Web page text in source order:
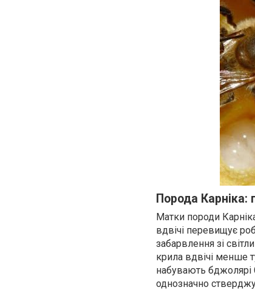
Порода Карніка:
Матки породи
вдвічі перевищує
забарвлення зі
крила вдвічі менше
набувають бджолярі
однозначно